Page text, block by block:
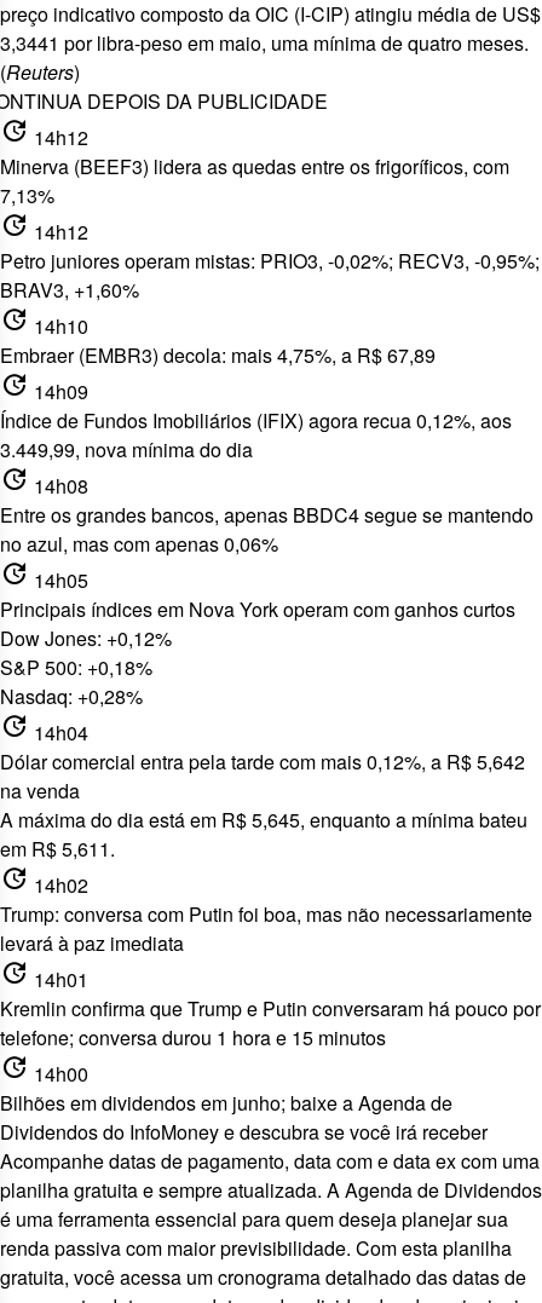
preço indicativo composto da OIC (I-CIP) atingiu média de US$
3,3441 por libra-peso em maio, uma mínima de quatro meses.
(Reuters)
DEPOIS DA PUBLICIDADE
update 14h12
Minerva (BEEF3) lidera as quedas entre os frigoríficos, com
7,13%
update 14h12
Petro juniores operam mistas: PRIO3, -0,02%; RECV3, -0,95%;
BRAV3, +1,60%
update 14h10
Embraer (EMBR3) decola: mais 4,75%, a R$ 67,89
update 14h09
Índice de Fundos Imobiliários (IFIX) agora recua 0,12%, aos
3.449,99, nova mínima do dia
update 14h08
Entre os grandes bancos, apenas BBDC4 segue se mantendo
no azul, mas com apenas 0,06%
update 14h05
Principais índices em Nova York operam com ganhos curtos
Dow Jones: +0,12%
S&P 500: +0,18%
Nasdaq: +0,28%
update 14h04
Dólar comercial entra pela tarde com mais 0,12%, a R$ 5,642
na venda
A máxima do dia está em R$ 5,645, enquanto a mínima bateu
em R$ 5,611.
update 14h02
Trump: conversa com Putin foi boa, mas não necessariamente
levará à paz imediata
update 14h01
Kremlin confirma que Trump e Putin conversaram há pouco por
telefone; conversa durou 1 hora e 15 minutos
update 14h00
Bilhões em dividendos em junho; baixe a Agenda de
Dividendos do InfoMoney e descubra se você irá receber
Acompanhe datas de pagamento, data com e data ex com uma
planilha gratuita e sempre atualizada. A Agenda de Dividendos
é uma ferramenta essencial para quem deseja planejar sua
renda passiva com maior previsibilidade. Com esta planilha
gratuita, você acessa um cronograma detalhado das datas de